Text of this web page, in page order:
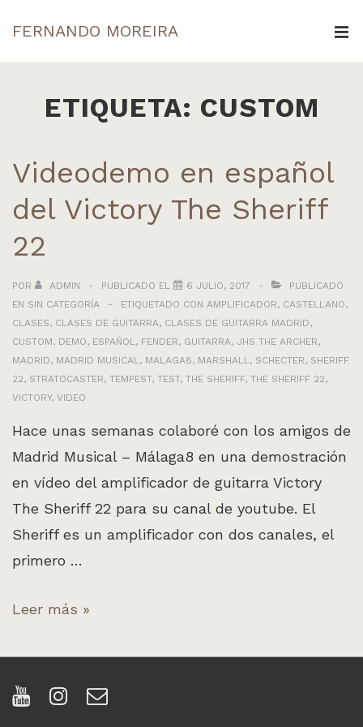
Saltar
al
principal
FERNANDO MOREIRA
principalETIQUETA: CUSTOM
Videodemo en español
del Victory The Sheriff
22
POR ADMIN PUBLICADO EL 6 JULIO, 2017
PUBLICADO
EN SIN CATEGORÍA ETIQUETADO CON AMPLIFICADOR, CASTELLANO,
CLASES, CLASES DE GUITARRA, CLASES DE GUITARRA MADRID,
CUSTOM, DEMO, ESPAÑOL, FENDER, GUITARRA, JHS THE ARCHER,
MADRID, MADRID MUSICAL, MALAGA8, MARSHALL, SCHECTER, SHERIFF
22, STRATOCASTER, TEMPEST, TEST, THE SHERIFF, THE SHERIFF 22,
VICTORY, VIDEO
Hace unas semanas colaboré con los amigos de
Madrid Musical – Málaga8 en una demostración
en vídeo del amplificador de guitarra Victory
The Sheriff 22 para su canal de youtube. El
Sheriff es un amplificador con dos canales, el
primero …
Videodemo
español
del
Victory
Leer más »